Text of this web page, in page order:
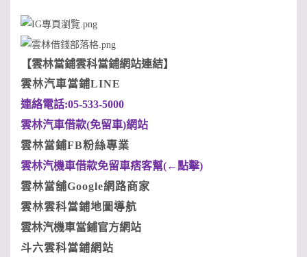
【雲林當鋪雲科當鋪網站連結】
雲林汽車當鋪LINE
連絡電話:05-533-5000
雲林汽車借款(免留車)網站
雲林當鋪FB粉絲專業
雲林汽機車借款免留車痞客幫(←點擊)
雲林當舖Google網路商家
雲林雲科當鋪地圖導航
雲林汽機車當鋪官方網站
斗六雲科當鋪網站